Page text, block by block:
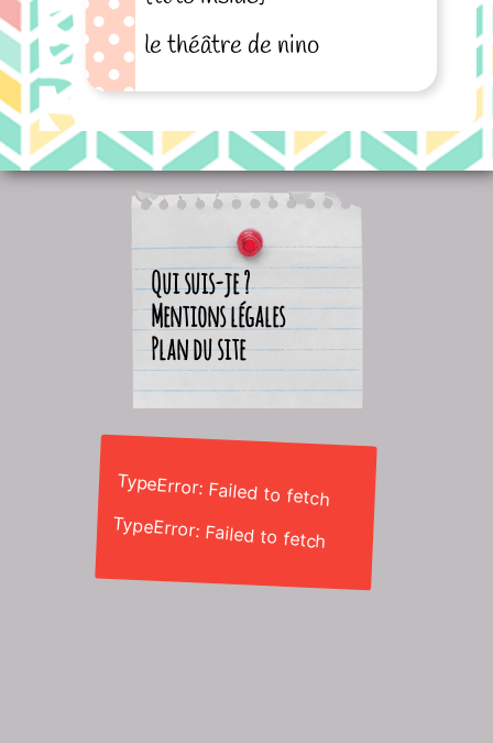
le théâtre de nino
Qui suis-je ?
Mentions légales
Plan du site
TypeError: Failed to fetch
TypeError: Failed to fetch